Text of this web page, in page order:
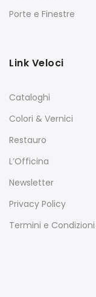
Porte e Finestre
Link Veloci
Cataloghi
Colori & Vernici
Restauro
L’Officina
Newsletter
Privacy Policy
Termini e Condizioni